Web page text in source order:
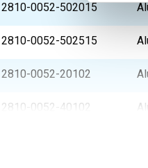
2810-0052-502015
2810-0052-502515
2810-0052-20102
2810-0052-40102